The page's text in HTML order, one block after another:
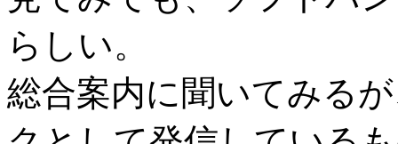
らしい。
総合案内に聞いてみる